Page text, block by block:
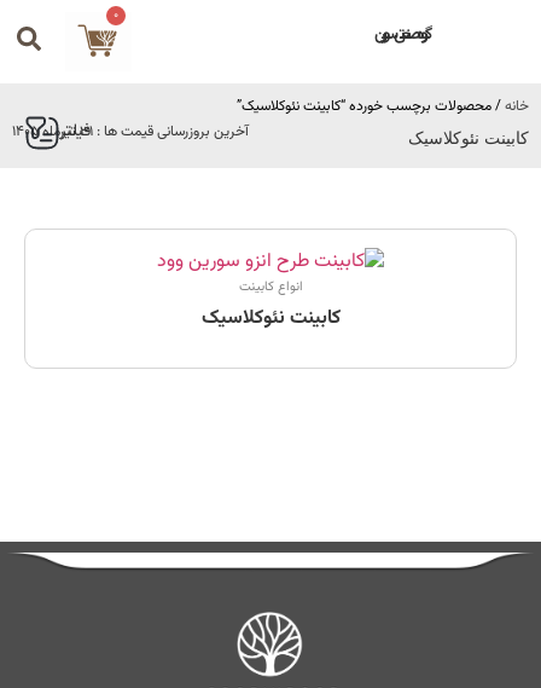
گروه صنعتی سورین
0
خانه/ محصولات برچسب خورده “کابینت نئوکلاسیک”
فیلتر کابینت نئوکلاسیک آخرین بروزرسانی قیمت ها : 31 تیرماه 1405
انواع کابینت
کابینت نئوکلاسیک